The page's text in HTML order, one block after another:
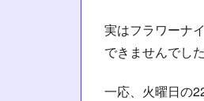
実はフラワーナ
できませんでした
一応、火曜日の